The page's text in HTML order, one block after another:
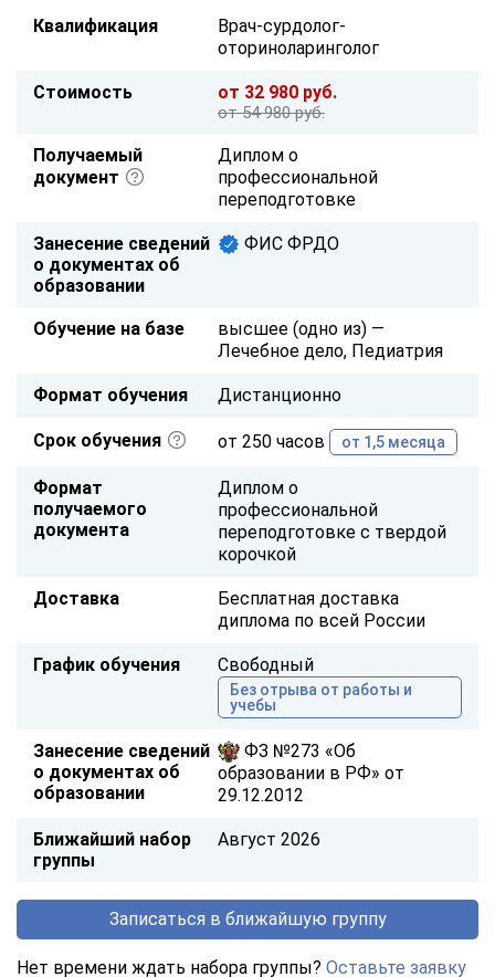
Квалификация
Врач-сурдолог-
оториноларинголог
Стоимость от 32 980 руб.
от 54 980 руб.
Получаемый
документ
Диплом о
профессиональной
переподготовке
Занесение сведений
о документах об
образовании
ФИС ФРДО
Обучение на базе
высшее (одно из) —
Лечебное дело, Педиатрия
Формат обучения Дистанционно
Срок обучения от 250 часов от 1,5 месяца
Формат
получаемого
документа
Диплом о
профессиональной
переподготовке с твердой
корочкой
Доставка
Бесплатная доставка
диплома по всей России
График обучения Свободный
Без отрыва от работы и
учебы
Занесение сведений
о документах об
образовании
ФЗ №273 «Об
образовании в РФ» от
29.12.2012
Ближайший набор
группы
Август 2026
Записаться в ближайшую группу
Нет времени ждать набора группы? Оставьте заявку